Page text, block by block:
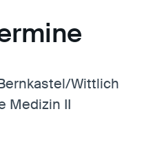
Wittlich
Medizin II